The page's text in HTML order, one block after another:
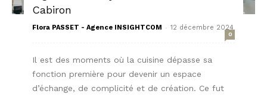
Cabiron
Flora PASSET - Agence INSIGHTCOM - 12 décembre 2024
0
Il est des moments où la cuisine dépasse sa
fonction première pour devenir un espace
d’échange, de complicité et de création. Ce fut